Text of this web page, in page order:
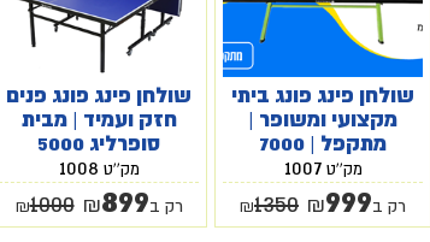
שולחן פינג פונג ביתי
מקצועי ומשופר |
מתקפל | 7000
מק''ט1007
רק ב ₪999
₪1350
שולחן פינג פונג פנים
חזק ועמיד | מבית
סופרליג 5000
מק''ט 1008
רק ב ₪899
₪1000